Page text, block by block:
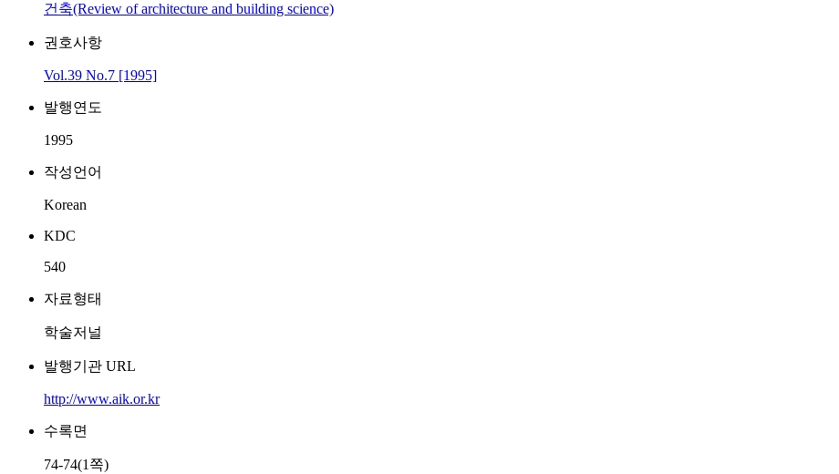
건축(Review of architecture and building science)
권호사항
Vol.39 No.7 [1995]
발행연도
1995
작성언어
Korean
KDC
540
자료형태
학술저널
발행기관 URL
http://www.aik.or.kr
수록면
74-74(1쪽)